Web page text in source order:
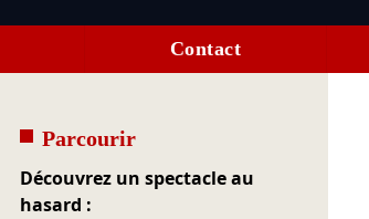
Contact
Parcourir
Découvrez un spectacle au
hasard :